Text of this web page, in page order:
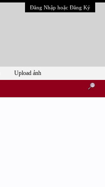
Đăng Nhập hoặc Đăng Ký
Upload ảnh